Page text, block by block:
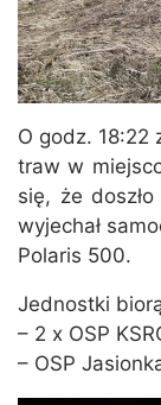
O godz. 18:22
traw w
się, że
wyjechał
Polaris 500.
Jednostki
– 2 x OSP
– OSP